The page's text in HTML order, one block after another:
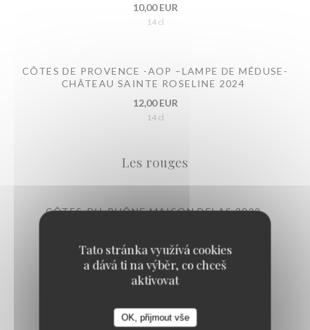
Tato stránka využívá cookies
a dává ti na výběr, co chceš
aktivovat
OK, přijmout vše
10,00 EUR
14 cl
CÔTES DE PROVENCE -AOP –LAMPE DE MÉDUSE-
CHÂTEAU SAINTE ROSELINE 2024
12,00 EUR
14 cl
Les rouges
CÔTES-DU-RHÔNE MAISON DELAS 2022
8,00 EUR